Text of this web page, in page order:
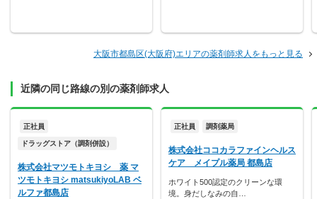
大阪市都島区(大阪府)エリアの薬剤師求人をもっと見る
近隣の同じ路線の別の薬剤師求人
正社員
ドラッグストア（調剤併設）
株式会社マツモトキヨシ 薬 マ
ツモトキヨシ matsukiyoLAB ベ
ルファ都島店
正社員 調剤薬局
株式会社ココカラファインヘルス
ケア メイプル薬局 都島店
ホワイト500認定のクリーンな環
境。身だしなみの自…